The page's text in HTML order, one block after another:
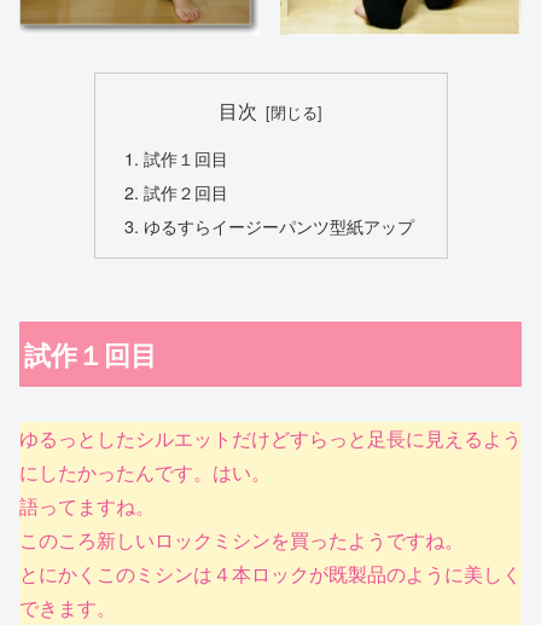
目次
試作１回目
試作２回目
ゆるすらイージーパンツ型紙アップ
試作１回目
ゆるっとしたシルエットだけどすらっと足長に見えるよう
にしたかったんです。はい。
語ってますね。
このころ新しいロックミシンを買ったようですね。
とにかくこのミシンは４本ロックが既製品のように美しく
できます。